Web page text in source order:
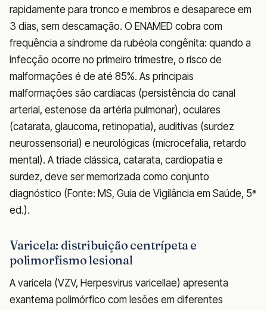
rapidamente para tronco e membros e desaparece em
3 dias, sem descamação. O ENAMED cobra com
frequência a síndrome da rubéola congênita: quando a
infecção ocorre no primeiro trimestre, o risco de
malformações é de até 85%. As principais
malformações são cardíacas (persistência do canal
arterial, estenose da artéria pulmonar), oculares
(catarata, glaucoma, retinopatia), auditivas (surdez
neurossensorial) e neurológicas (microcefalia, retardo
mental). A tríade clássica, catarata, cardiopatia e
surdez, deve ser memorizada como conjunto
diagnóstico (Fonte: MS, Guia de Vigilância em Saúde, 5ª
ed.).
Varicela: distribuição centrípeta e
polimorfismo lesional
A varicela (VZV, Herpesvirus varicellae) apresenta
exantema polimórfico com lesões em diferentes